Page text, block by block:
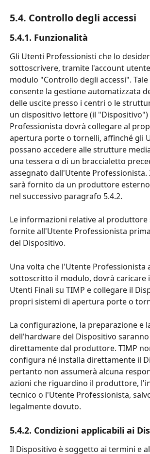
5.4. Controllo degli accessi
5.4.1. Funzionalità
Gli Utenti Professionisti che lo
sottoscrivere, tramite l'account utente
modulo "Controllo degli accessi".
consente la gestione automatizzata
delle uscite presso i centri o le
un dispositivo lettore (il
Professionista dovrà collegare al
apertura porte o tornelli, affinché gli
possano accedere alle strutture
una tessera o di un braccialetto
assegnato dall'Utente Professionista.
sarà fornito da un produttore
nel successivo paragrafo 5.4.2.
Le informazioni relative al produttore
fornite all'Utente Professionista
del Dispositivo.
Una volta che l'Utente Professionista
sottoscritto il modulo, dovrà caricare
Utenti Finali su TIMP e collegare il
propri sistemi di apertura porte o
La configurazione, la preparazione e
dell'hardware del Dispositivo
direttamente dal produttore. TIMP
configura né installa direttamente il
pertanto non assumerà alcuna
azioni che riguardino il produttore,
tecnico o l'Utente Professionista,
legalmente dovuto.
5.4.2. Condizioni applicabili ai
Il Dispositivo è soggetto ai termini e